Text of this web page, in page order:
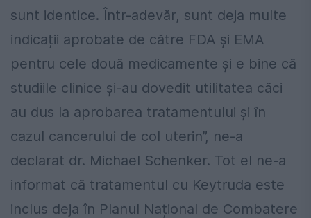
sunt identice. Într-adevăr, sunt deja multe
indicații aprobate de către FDA și EMA
pentru cele două medicamente și e bine că
studiile clinice și-au dovedit utilitatea căci
au dus la aprobarea tratamentului și în
cazul cancerului de col uterin”, ne-a
declarat dr. Michael Schenker. Tot el ne-a
informat că tratamentul cu Keytruda este
inclus deja în Planul Național de Combatere